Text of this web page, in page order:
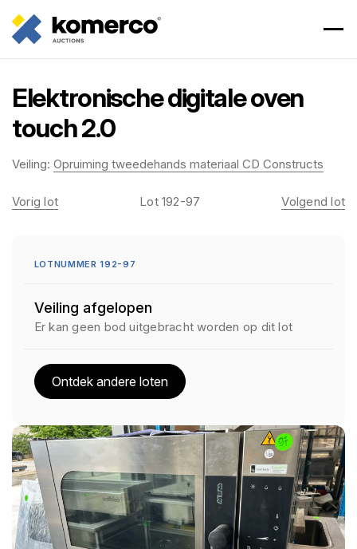
Elektronische digitale oven
touch 2.0
Veiling: Opruiming tweedehands materiaal CD Constructs
Vorig lot Lot 192-97 Volgend lot
LOTNUMMER 192-97
Veiling afgelopen
Er kan geen bod uitgebracht worden op dit lot
Ontdek andere loten